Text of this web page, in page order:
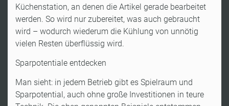
Küchenstation, an denen die Artikel gerade bearbeitet
werden. So wird nur zubereitet, was auch gebraucht
wird – wodurch wiederum die Kühlung von unnötig
vielen Resten überflüssig wird.
Sparpotentiale entdecken
Man sieht: in jedem Betrieb gibt es Spielraum und
Sparpotential, auch ohne große Investitionen in teure